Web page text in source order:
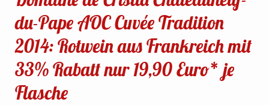
du-Pape AOC Cuvée Tradition
2014: Rotwein aus Frankreich mit
33% Rabatt nur 19,90 Euro* je
Flasche